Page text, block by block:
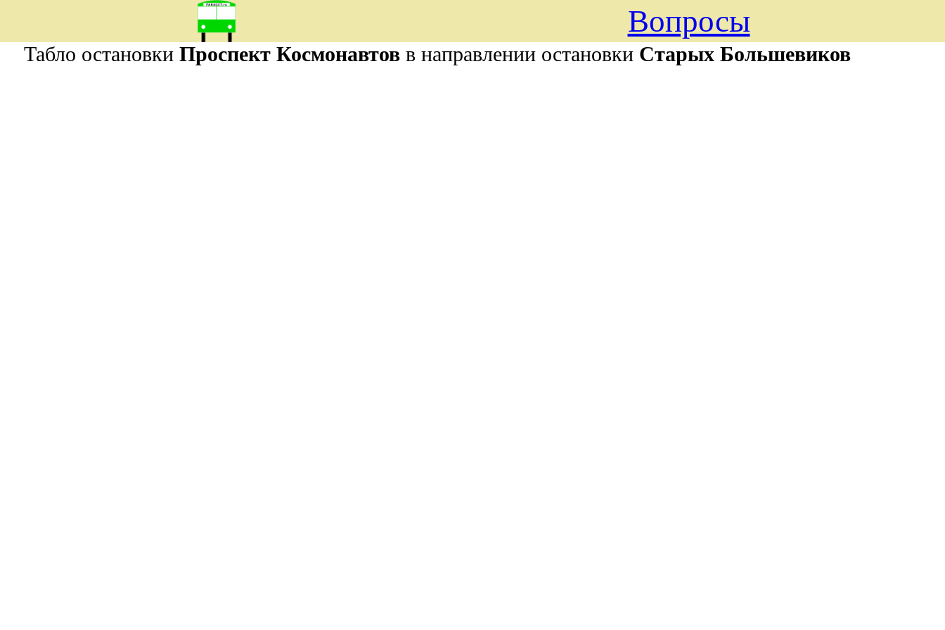
Вопросы
Табло остановки Проспект Космонавтов в направлении остановки Старых Большевиков